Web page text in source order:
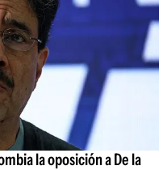
la oposición a De la